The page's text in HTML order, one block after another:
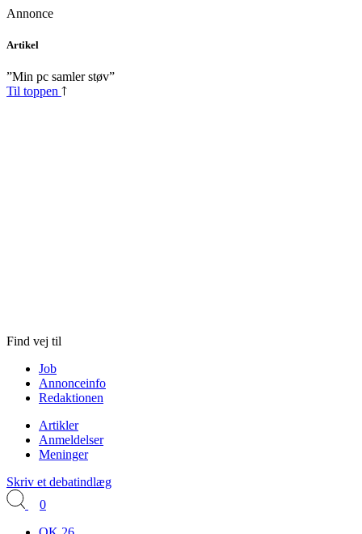
Annonce
Skip
content
Artikel
”Min pc samler støv”
Til toppen
Find vej til
Job
Annonceinfo
Redaktionen
Artikler
Anmeldelser
Meninger
Skriv et debatindlæg
0